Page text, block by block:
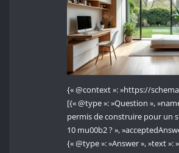
{« @context »: »https://
[{« @type »: »Question »,
permis de construire pour un
10 mu00b2 ? »,
{« @type »: »Answer », »text »: